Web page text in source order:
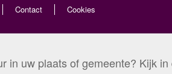
Contact Cookies
in uw plaats of gemeente? Kijk